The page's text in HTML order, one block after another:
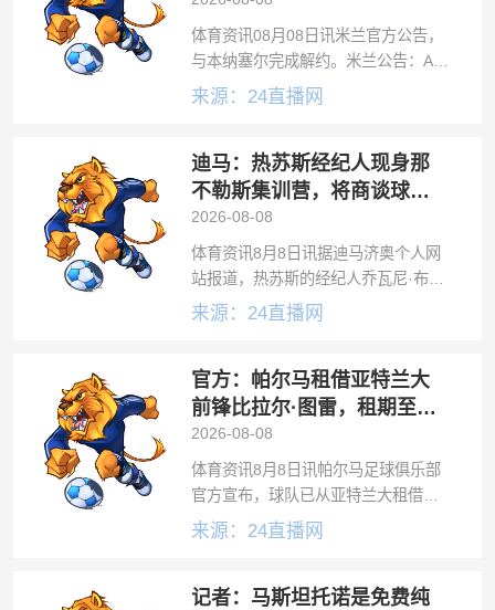
体育资讯08月08日讯米兰官方公告，
与本纳塞尔完成解约。米兰公告：AC
米兰宣布，已与阿尔及利亚中场球员
利。据罗马诺消息，本纳塞尔将加盟
卡塔尔
来源：24直播网
迪马：热苏斯经纪人现身那
不勒斯集训营，将商谈球员
转会可能性
2026-08-08
体育资讯8月8日讯据迪马济奥个人网
站报道，热苏斯的经纪人乔瓦尼·布兰
基尼（GiovanniBranchini）现身那不
面，以了解巴西前锋加盟
来源：24直播网
官方：帕尔马租借亚特兰大
前锋比拉尔·图雷，租期至
2027年6月
2026-08-08
体育资讯8月8日讯帕尔马足球俱乐部
官方宣布，球队已从亚特兰大租借签
下前锋埃尔·比拉尔·图雷，租期至
脚。图雷早年在科特迪瓦和马里的
来源：24直播网
记者：马斯坦托诺是免费纯